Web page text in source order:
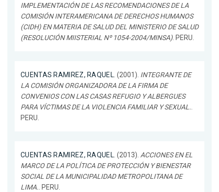
IMPLEMENTACIÓN DE LAS RECOMENDACIONES DE LA
COMISIÓN INTERAMERICANA DE DERECHOS HUMANOS
(CIDH) EN MATERIA DE SALUD DEL MINISTERIO DE SALUD
(RESOLUCIÓN MIISTERIAL Nº 1054-2004/MINSA). PERU.
CUENTAS RAMIREZ, RAQUEL . (2001). INTEGRANTE DE
LA COMISIÓN ORGANIZADORA DE LA FIRMA DE
CONVENIOS CON LAS CASAS REFUGIO Y ALBERGUES
PARA VÍCTIMAS DE LA VIOLENCIA FAMILIAR Y SEXUAL.
PERU.
CUENTAS RAMIREZ, RAQUEL . (2013). ACCIONES EN EL
MARCO DE LA POLÍTICA DE PROTECCIÓN Y BIENESTAR
SOCIAL DE LA MUNICIPALIDAD METROPOLITANA DE
LIMA. . PERU.